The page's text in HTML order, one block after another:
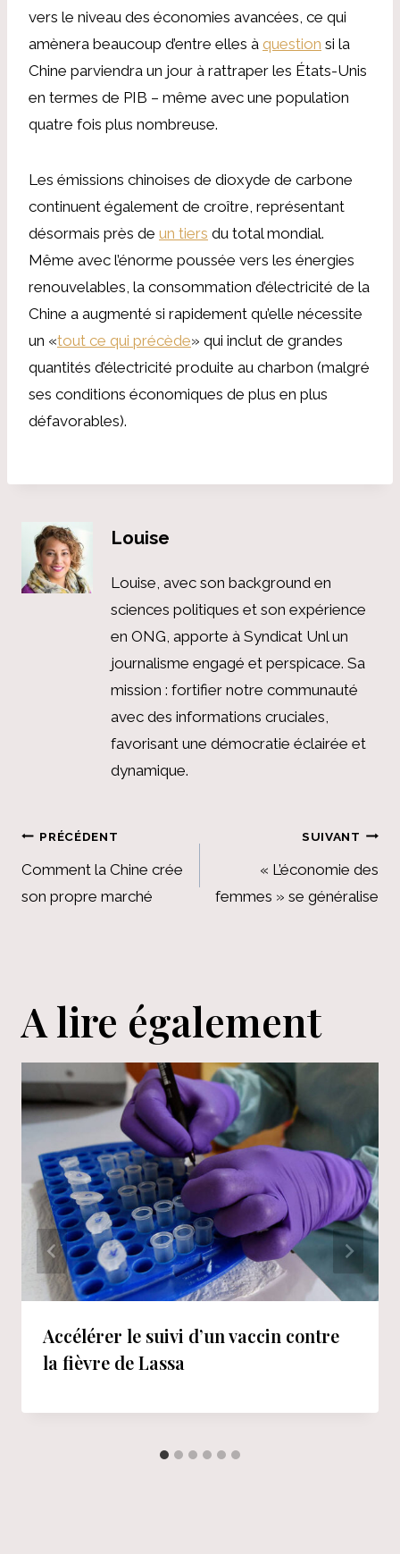
vers le niveau des économies avancées, ce qui
amènera beaucoup d’entre elles à question si la
Chine parviendra un jour à rattraper les États-Unis
en termes de PIB – même avec une population
quatre fois plus nombreuse.
Les émissions chinoises de dioxyde de carbone
continuent également de croître, représentant
désormais près de un tiers du total mondial.
Même avec l’énorme poussée vers les énergies
renouvelables, la consommation d’électricité de la
Chine a augmenté si rapidement qu’elle nécessite
un «tout ce qui précède» qui inclut de grandes
quantités d’électricité produite au charbon (malgré
ses conditions économiques de plus en plus
défavorables).
Louise
Louise, avec son background en
sciences politiques et son expérience
en ONG, apporte à Syndicat Unl un
journalisme engagé et perspicace. Sa
mission : fortifier notre communauté
avec des informations cruciales,
favorisant une démocratie éclairée et
dynamique.
Navigation
de
l’article
PRÉCÉDENT
Comment la Chine crée
son propre marché
SUIVANT
« L’économie des
femmes » se généralise
A lire également
Accélérer le suivi d’un vaccin contre
la fièvre de Lassa